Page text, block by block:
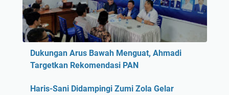
Dukungan Arus Bawah Menguat, Ahmadi
Targetkan Rekomendasi PAN
Haris-Sani Didampingi Zumi Zola Gelar